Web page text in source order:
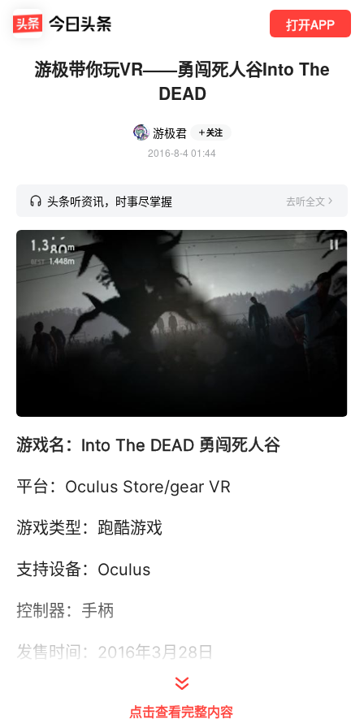
打开APP
游极带你玩VR——勇闯死人谷Into The
DEAD
游极君 关注
2016-8-4 01:44
头条听资讯，时事尽掌握 去听全文
游戏名：Into The DEAD 勇闯死人谷
平台：Oculus Store/gear VR
游戏类型：跑酷游戏
支持设备：Oculus
控制器：手柄
发售时间：2016年3月28日
点击查看完整内容